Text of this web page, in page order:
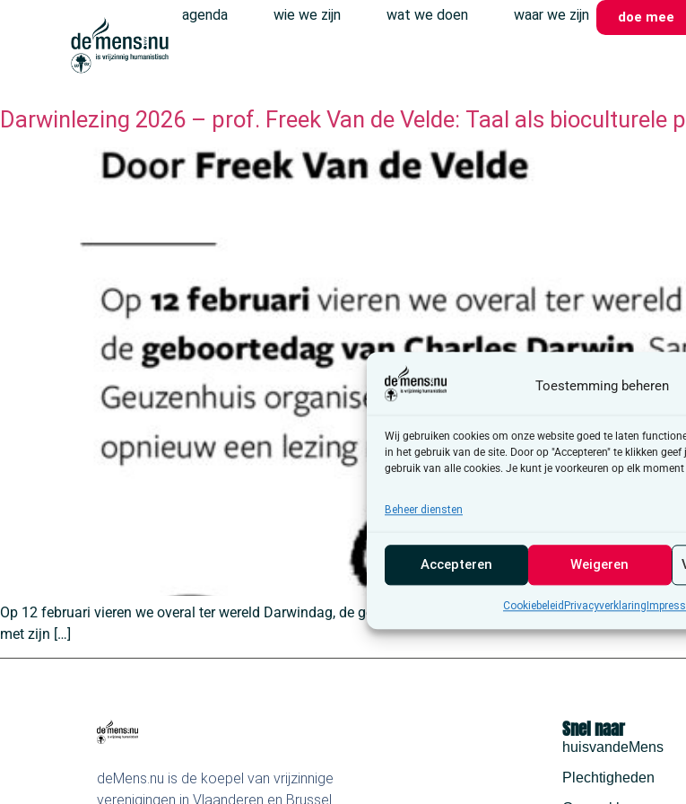
Toestemming beheren
Wij gebruiken cookies om onze website goed te laten
in het gebruik van de site. Door op "Accepteren" te klikken
gebruik van alle cookies. Je kunt je voorkeuren op elk
Beheer diensten
Accepteren Weigeren
Cookiebeleid Privacyverklaring
agenda wie we zijn wat we doen waar we zijn doe mee
Darwinlezing 2026 – prof. Freek Van de Velde: Taal als bioculturele
Op 12 februari vieren we overal ter wereld Darwindag, de geboortedag van Charles Darwin. Samen met het
met zijn […]
deMens.nu is de koepel van vrijzinnige
verenigingen in Vlaanderen en Brussel
Snel naar
huisvandeMens
Plechtigheden